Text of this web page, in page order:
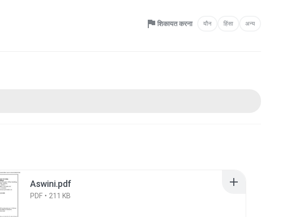
शिकायत करना यौन हिंसा अन्य
Aswini.pdf
PDF 211 KB